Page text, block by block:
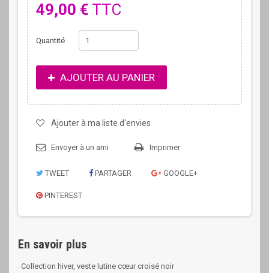
49,00 € TTC
Quantité
AJOUTER AU PANIER
Ajouter à ma liste d'envies
Envoyer à un ami Imprimer
TWEET PARTAGER GOOGLE+
PINTEREST
En savoir plus
Collection hiver, veste lutine cœur croisé noir